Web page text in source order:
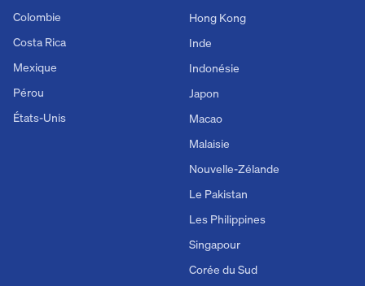
Colombie
Costa Rica
Mexique
Pérou
États-Unis
Hong Kong
Inde
Indonésie
Japon
Macao
Malaisie
Nouvelle-Zélande
Le Pakistan
Les Philippines
Singapour
Corée du Sud